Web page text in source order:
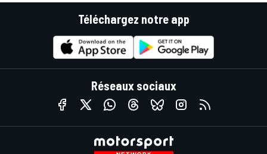
Téléchargez notre app
Réseaux sociaux